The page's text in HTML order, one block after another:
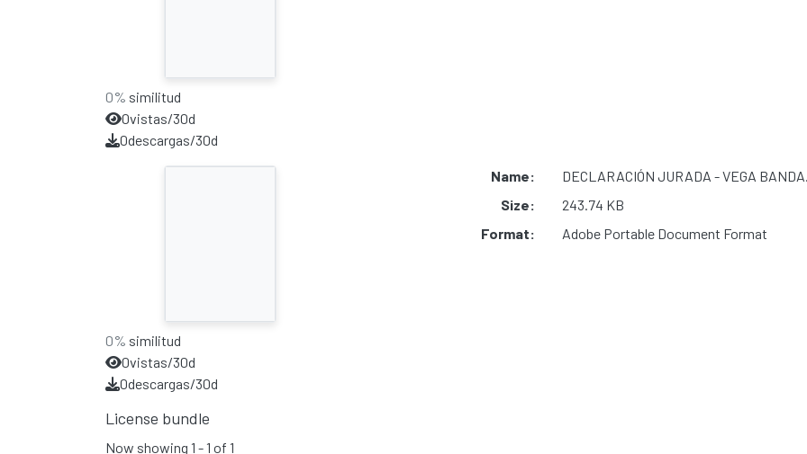
0% similitud
0vistas/30d
0descargas/30d
0% similitud
0vistas/30d
0descargas/30d
Name:
DECLARACIÓN JURADA - VEGA
Size:
243.74 KB
Format:
Adobe Portable Document Format
License bundle
Now showing 1 - 1 of 1